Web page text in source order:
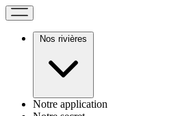
Nos rivières
Notre application